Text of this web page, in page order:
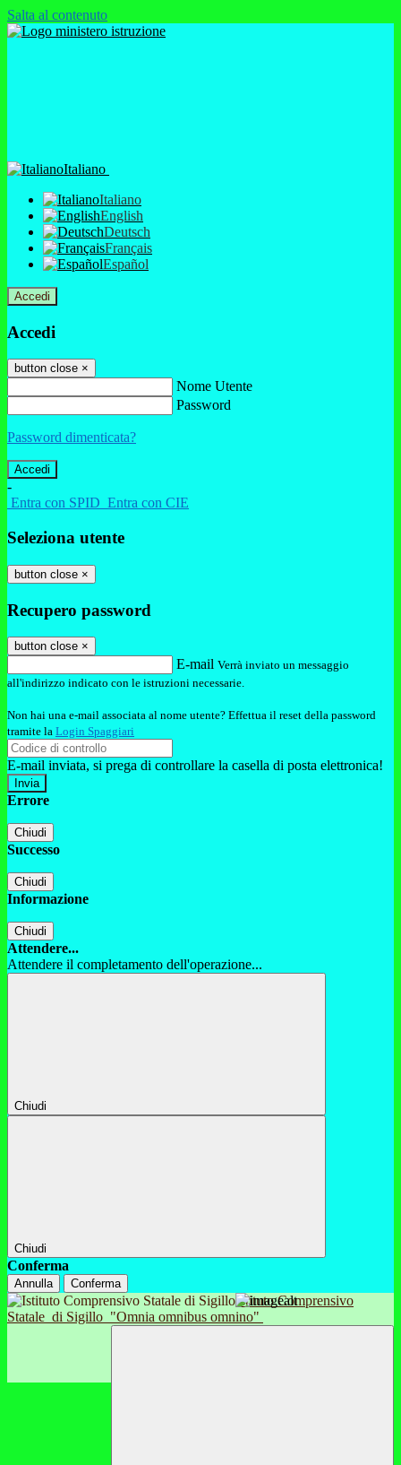
Salta al contenuto
Italiano
Italiano
English
Deutsch
Français
Español
Accedi
Accedi
button close ×
Nome Utente
Password
Password dimenticata?
-
Entra con SPID Entra con CIE
Seleziona utente
button close ×
Recupero password
button close ×
E-mail Verrà inviato un messaggio
all'indirizzo indicato con le istruzioni necessarie.
Non hai una e-mail associata al nome utente? Effettua il reset della password
tramite la Login Spaggiari
E-mail inviata, si prega di controllare la casella di posta elettronica!
Errore
Chiudi
Successo
Chiudi
Informazione
Chiudi
Attendere...
Attendere il completamento dell'operazione...
Chiudi
Chiudi
Conferma
Annulla Conferma
Istituto Comprensivo
Statale di Sigillo "Omnia omnibus omnino"